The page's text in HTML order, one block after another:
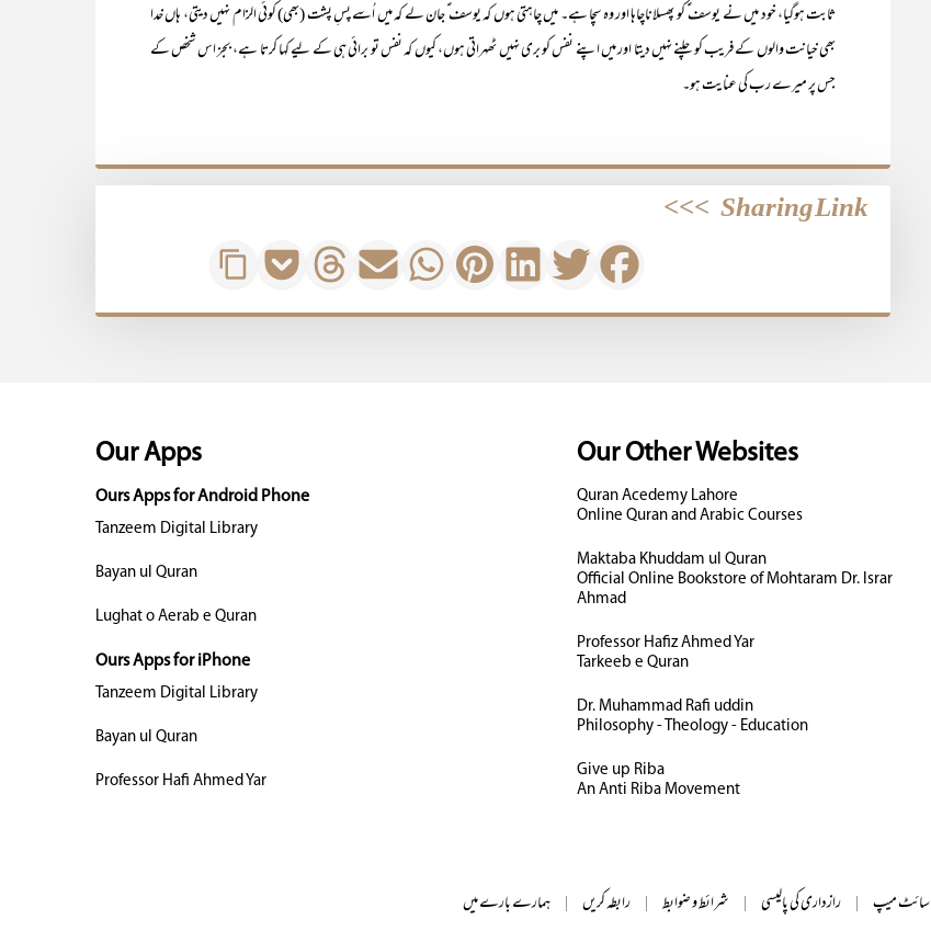
ثابت ہوگیا، خود میں نے یوسف ؑ کو پھسلاناچاہا اور وہ سچا ہے۔ میں چاہتی ہوں کہ یوسف ؑ جان لے کہ میں اُسے پسِ پشت (بھی) کوئی الزام نہیں دیتی، ہاں خدا
بھی خیانت والوں کے فریب کو چلنے نہیں دیتا اور میں اپنے نفس کو بری نہیں ٹھہراتی ہوں، کیوں کہ نفس تو برائی ہی کے لیے کہا کرتا ہے، بجز اس شخص کے
جس پر میرے رب کی عنایت ہو۔
Sharing Link
>>>
Our Other Websites
Quran Acedemy Lahore
Online Quran and Arabic Courses
Maktaba Khuddam ul Quran
Official Online Bookstore of Mohtaram Dr. Israr
Ahmad
Professor Hafiz Ahmed Yar
Tarkeeb e Quran
Dr. Muhammad Rafi uddin
Philosophy - Theology - Education
Give up Riba
An Anti Riba Movement
Our Apps
Ours Apps for Android Phone
Tanzeem Digital Library
Bayan ul Quran
Lughat o Aerab e Quran
Ours Apps for iPhone
Tanzeem Digital Library
Bayan ul Quran
Professor Hafi Ahmed Yar
ہمارے بارے میں | رابطہ کریں | شرائط و ضوابط | رازداری کی پالیسی | سائٹ میپ